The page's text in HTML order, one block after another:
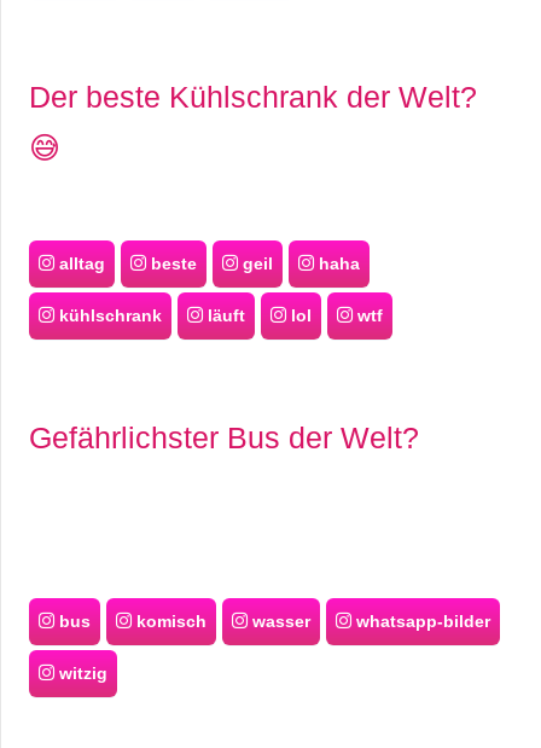
Der beste Kühlschrank der Welt?
😅
alltag beste geil haha
kühlschrank läuft lol wtf
Gefährlichster Bus der Welt?
bus komisch wasser whatsapp-bilder
witzig